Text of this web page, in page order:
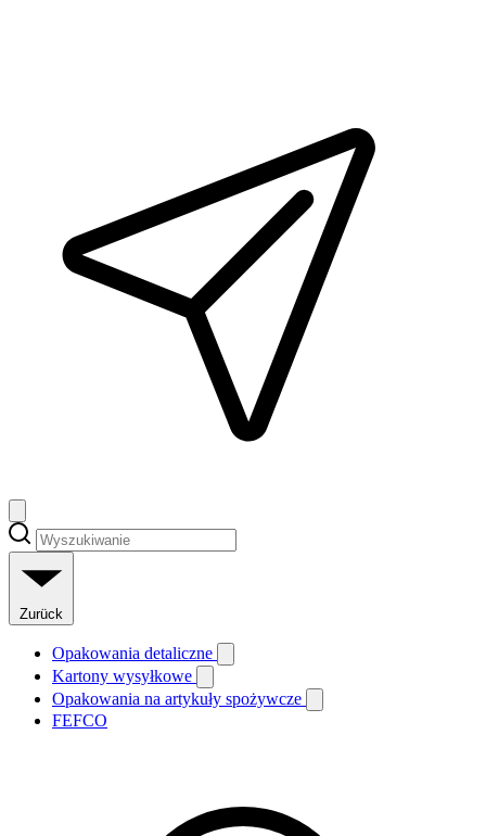
Zurück
Opakowania detaliczne
Kartony wysyłkowe
Opakowania na artykuły spożywcze
FEFCO